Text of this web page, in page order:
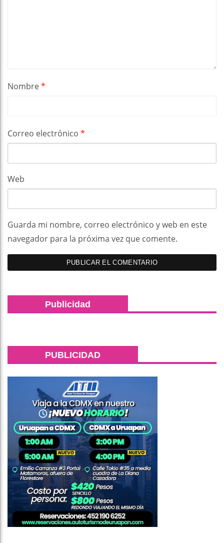
Nombre*
Correo electrónico *
Web
Guarda mi nombre, correo electrónico y web en este
navegador para la próxima vez que comente.
Publicidad
PUBLICIDAD